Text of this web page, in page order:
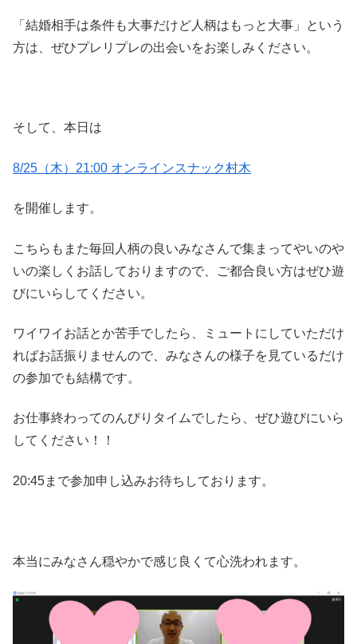
「結婚相手は条件も大事だけど人柄はもっと大事」という
方は、ぜひプレリプレの出会いをお楽しみください。
そして、本日は
8/25（木）21:00 オンラインスナック村木
を開催します。
こちらもまた毎回人柄の良いみなさんで集まってやいのや
いの楽しくお話しておりますので、ご都合良い方はぜひ遊
びにいらしてください。
ワイワイお話とか苦手でしたら、ミュートにしていただけ
ればお話振りませんので、みなさんの様子を見ているだけ
の参加でも結構です。
お仕事終わってのんびりタイムでしたら、ぜひ遊びにいら
してください！！
20:45まで参加申し込みお待ちしております。
本当にみなさん穏やかで感じ良くて心洗われます。